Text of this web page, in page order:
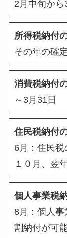
2月中旬から
所得税納付
その年の確
消費税納付
～3月31日
住民税納付
6月：住民税
１０月、翌
個人事業税
8月：個人
割納付が可